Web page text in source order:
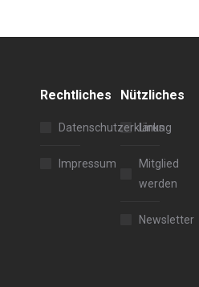
Rechtliches
Datenschutzerklärung
Impressum
Nützliches
Links
Mitglied
werden
Newsletter